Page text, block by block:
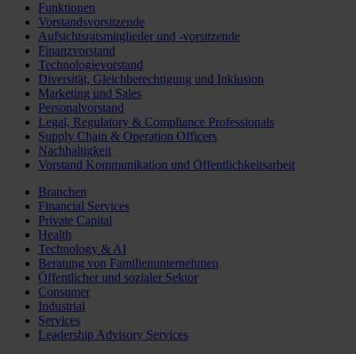
Funktionen
Vorstandsvorsitzende
Aufsichtsratsmitglieder und -vorsitzende
Finanzvorstand
Technologievorstand
Diversität, Gleichberechtigung und Inklusion
Marketing und Sales
Personalvorstand
Legal, Regulatory & Compliance Professionals
Supply Chain & Operation Officers
Nachhaltigkeit
Vorstand Kommunikation und Öffentlichkeitsarbeit
Branchen
Financial Services
Private Capital
Health
Technology & AI
Beratung von Familienunternehmen
Öffentlicher und sozialer Sektor
Consumer
Industrial
Services
Leadership Advisory Services